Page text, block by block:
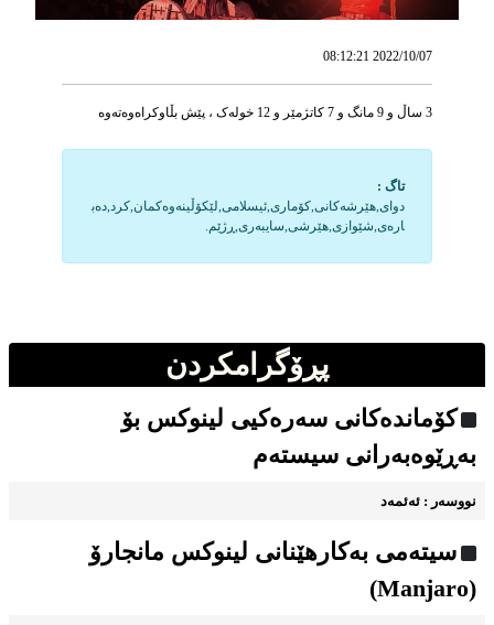
2022/10/07 08:12:21
3 ساڵ و 9 مانگ و 7 کاتژمێر و 12 خوله‌ک ، پێش بڵاوکراه‌وه‌ته‌وه‌
تاگ :
دوای,هێرشه‌کانی,کۆماری,ئیسلامی,لێکۆڵینه‌وه‌کمان,کرد,ده‌ب
اره‌ی,شێوازی,هێرشی,سایبه‌ری,ڕژێم.
پڕۆگرامکردن
کۆماندەکانی سەرەکیی لینوکس بۆ
بەڕێوەبەرانی سیستەم
نووسه‌ر : ئه‌ئمه‌د
سیته‌می به‌کارهێنانی لینوکس مانجارۆ
(Manjaro)